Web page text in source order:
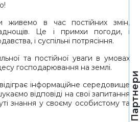
Партнери
живемо в час постійних змін,
Це і примхи погоди, і
і суспільні потрясіння.
та постійної уваги в умовах
господарювання на землі.
інформаційне середовище
відповіді на свої запитання
знання у своєму особистому та